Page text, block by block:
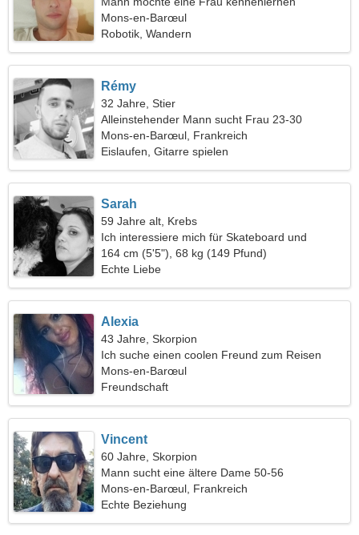
Mons-en-Barœul
Robotik, Wandern
Rémy
32 Jahre, Stier
Alleinstehender Mann sucht Frau 23-30
Mons-en-Barœul, Frankreich
Eislaufen, Gitarre spielen
Sarah
59 Jahre alt, Krebs
Ich interessiere mich für Skateboard und
Bootfahren
164 cm (5'5"), 68 kg (149 Pfund)
Echte Liebe
Alexia
43 Jahre, Skorpion
Ich suche einen coolen Freund zum Reisen
Mons-en-Barœul
Freundschaft
Vincent
60 Jahre, Skorpion
Mann sucht eine ältere Dame 50-56
Mons-en-Barœul, Frankreich
Echte Beziehung